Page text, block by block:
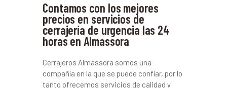
Contamos con los mejores
precios en servicios de
cerrajería de urgencia las 24
horas en Almassora
Cerrajeros Almassora somos una
compañía en la que se puede confiar, por lo
tanto ofrecemos servicios de calidad y